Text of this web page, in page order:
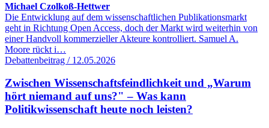
Michael Czolkoß-Hettwer
Die Entwicklung auf dem wissenschaftlichen Publikationsmarkt
geht in Richtung Open Access, doch der Markt wird weiterhin von
einer Handvoll kommerzieller Akteure kontrolliert. Samuel A.
Moore rückt i…
Debattenbeitrag / 12.05.2026
Zwischen Wissenschaftsfeindlichkeit und „Warum
hört niemand auf uns?" – Was kann
Politikwissenschaft heute noch leisten?